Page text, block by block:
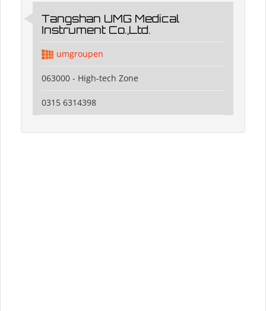
Tangshan UMG Medical
Instrument Co.,Ltd.
umgroupen
063000 - High-tech Zone
0315 6314398